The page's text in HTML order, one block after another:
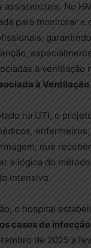
assistenciais. No
para monitorar e
à ventilação
à Ventilação
na UTI, o
que
a lógica do
intensivo.
o hospital
casos de
de 2025 a